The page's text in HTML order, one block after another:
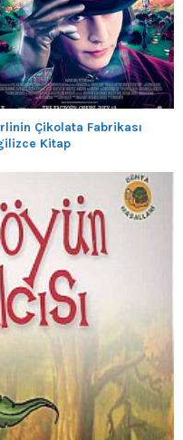
Çikolata Fabrikası
Kitap